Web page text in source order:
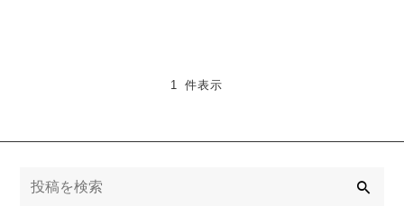
1 件表示